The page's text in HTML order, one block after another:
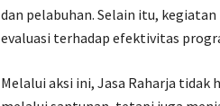
dan pelabuhan. Selain itu,
evaluasi terhadap efektivitas
Melalui aksi ini, Jasa Raharja